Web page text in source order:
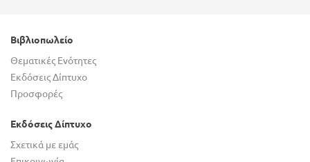
Βιβλιοπωλείο
Θεματικές Ενότητες
Εκδόσεις Δίπτυχο
Προσφορές
Εκδόσεις Δίπτυχο
Σχετικά με εμάς